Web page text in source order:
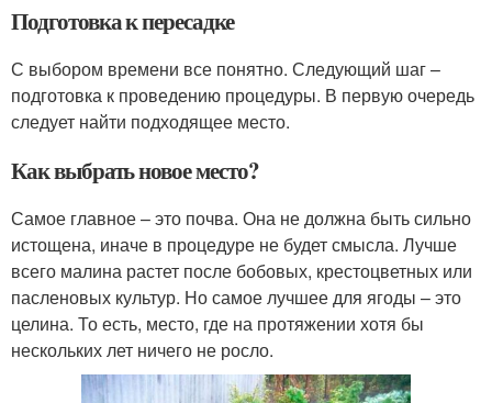
Подготовка к пересадке
С выбором времени все понятно. Следующий шаг –
подготовка к проведению процедуры. В первую очередь
следует найти подходящее место.
Как выбрать новое место?
Самое главное – это почва. Она не должна быть сильно
истощена, иначе в процедуре не будет смысла. Лучше
всего малина растет после бобовых, крестоцветных или
пасленовых культур. Но самое лучшее для ягоды – это
целина. То есть, место, где на протяжении хотя бы
нескольких лет ничего не росло.